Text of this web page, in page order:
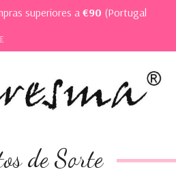
superiores a €90 (Portugal
de Sorte